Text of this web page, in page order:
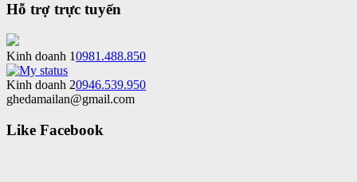
Hỗ trợ trực tuyến
Kinh doanh 10981.488.850
Kinh doanh 20946.539.950
ghedamailan@gmail.com
Like Facebook